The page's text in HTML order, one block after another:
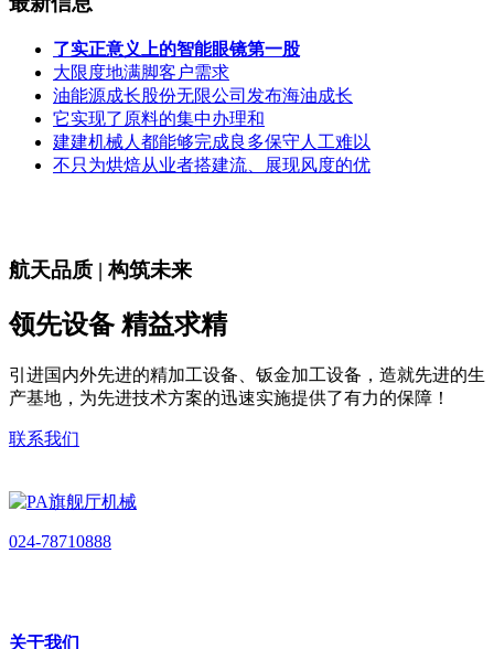
了实正意义上的智能眼镜第一股
大限度地满脚客户需求
油能源成长股份无限公司发布海油成长
它实现了原料的集中办理和
建建机械人都能够完成良多保守人工难以
不只为烘焙从业者搭建流、展现风度的优
航天品质 | 构筑未来
领先设备 精益求精
引进国内外先进的精加工设备、钣金加工设备，造就先进的生
产基地，为先进技术方案的迅速实施提供了有力的保障！
联系我们
024-78710888
关于我们